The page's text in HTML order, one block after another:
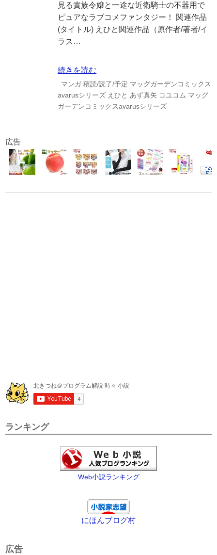
見る貴族令嬢と一途な近衛騎士の不器用で
ピュアなラブコメファンタジー！ 関連作品
(タイトル) えひと関連作品（原作者/著者/イ
ラス…
続きを読む
マンガ 積読/読了/予定 マッグガーデンコミックス
avarusシリーズ えひと あず真矢 コユコム マッグ
ガーデンコミックスavarusシリーズ
広告
ランキング
Web小説ランキング
にほんブログ村
広告